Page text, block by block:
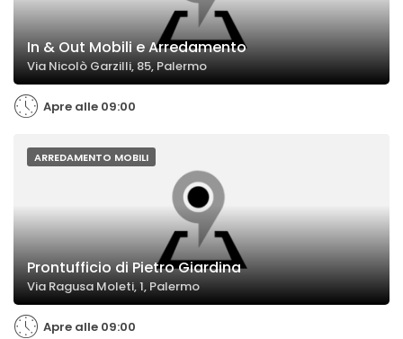
In & Out Mobili e Arredamento
Via Nicolò Garzilli, 85, Palermo
Apre alle 09:00
ARREDAMENTO MOBILI
Prontufficio di Pietro Giardina
Via Ragusa Moleti, 1, Palermo
Apre alle 09:00